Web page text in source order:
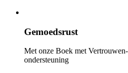
Gemoedsrust
Met onze Boek met
ondersteuning